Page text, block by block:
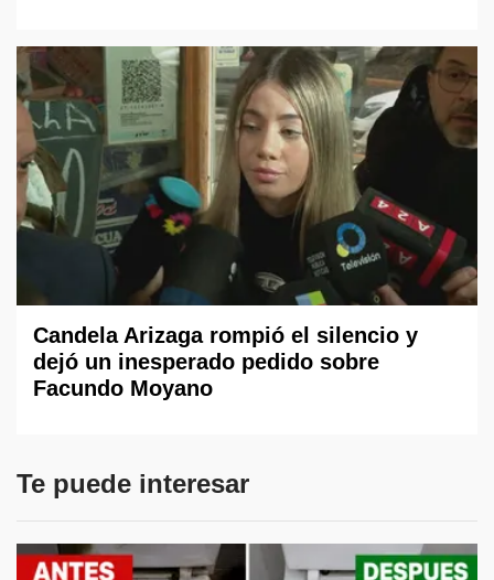
Candela Arizaga rompió el silencio y
dejó un inesperado pedido sobre
Facundo Moyano
Te puede interesar